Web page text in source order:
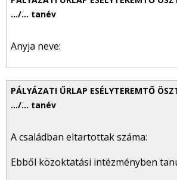
Anyja neve:
A családban eltartottak száma:
Ebből közoktatási intézményben